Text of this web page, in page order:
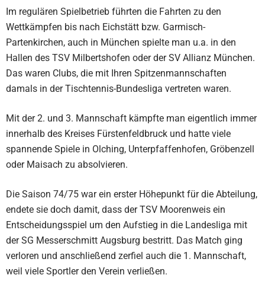
Im regulären Spielbetrieb führten die Fahrten zu den
Wettkämpfen bis nach Eichstätt bzw. Garmisch-
Partenkirchen, auch in München spielte man u.a. in den
Hallen des TSV Milbertshofen oder der SV Allianz München.
Das waren Clubs, die mit Ihren Spitzenmannschaften
damals in der Tischtennis-Bundesliga vertreten waren.
Mit der 2. und 3. Mannschaft kämpfte man eigentlich immer
innerhalb des Kreises Fürstenfeldbruck und hatte viele
spannende Spiele in Olching, Unterpfaffenhofen, Gröbenzell
oder Maisach zu absolvieren.
Die Saison 74/75 war ein erster Höhepunkt für die Abteilung,
endete sie doch damit, dass der TSV Moorenweis ein
Entscheidungsspiel um den Aufstieg in die Landesliga mit
der SG Messerschmitt Augsburg bestritt. Das Match ging
verloren und anschließend zerfiel auch die 1. Mannschaft,
weil viele Sportler den Verein verließen.